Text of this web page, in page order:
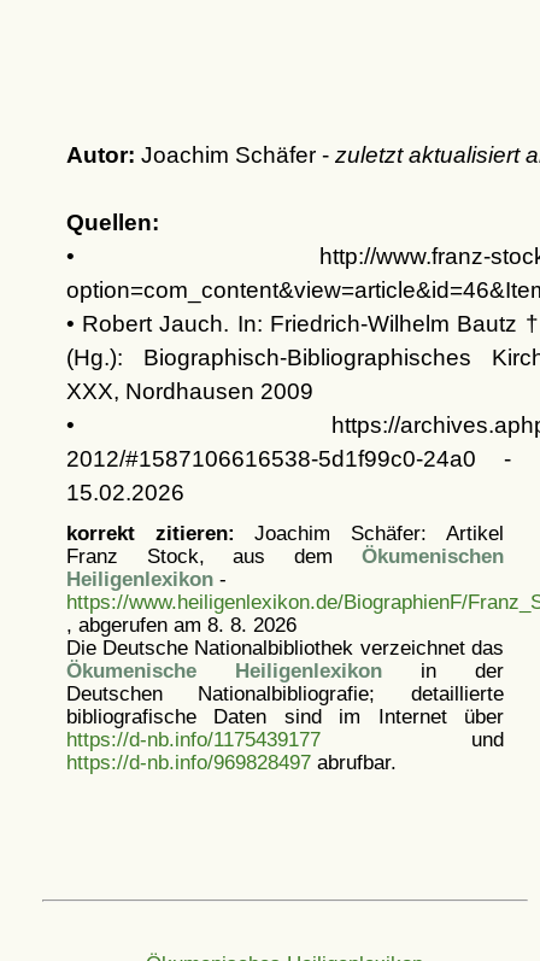
Autor: Joachim Schäfer - zuletzt aktualisiert
Quellen:
• http://www.franz-stock.org/
• Robert Jauch. In: Friedrich-Wilhelm Bautz
(Hg.): Biographisch-Bibliographisches
XXX, Nordhausen 2009
• https://archives.aphp.fr/la-
2012/#1587106616538-5d1f99c0-24a0
15.02.2026
korrekt zitieren: Joachim Schäfer: Artikel
Franz Stock, aus dem Ökumenischen
Heiligenlexikon-
https://www.heiligenlexikon.de/BiographienF/
, abgerufen am 8. 8. 2026
Die Deutsche Nationalbibliothek verzeichnet das
Ökumenische Heiligenlexikonin der
Deutschen Nationalbibliografie; detaillierte
bibliografische Daten sind im Internet über
https://d-nb.info/1175439177und
https://d-nb.info/969828497abrufbar.